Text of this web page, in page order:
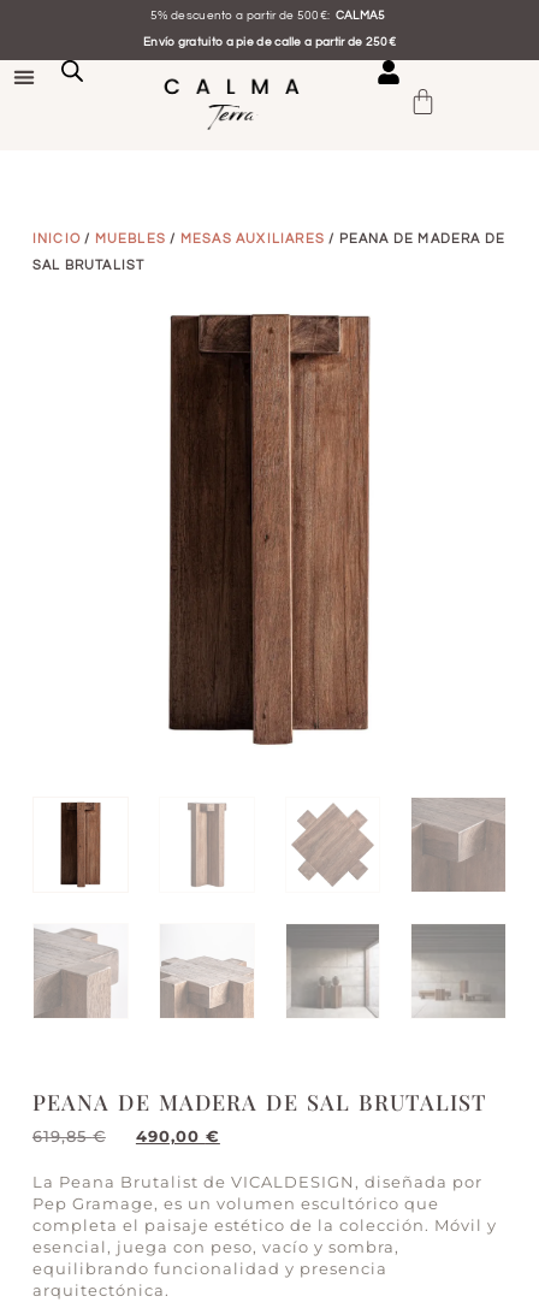
5% descuento a partir de 500€: CALMA5
Envío gratuito a pie de calle a partir de 250€
INICIO / MUEBLES / MESAS AUXILIARES / PEANA DE MADERA DE
SAL BRUTALIST
PEANA DE MADERA DE SAL BRUTALIST
619,85€ 490,00 €
La Peana Brutalist de VICALDESIGN, diseñada por
Pep Gramage, es un volumen escultórico que
completa el paisaje estético de la colección. Móvil y
esencial, juega con peso, vacío y sombra,
equilibrando funcionalidad y presencia
arquitectónica.